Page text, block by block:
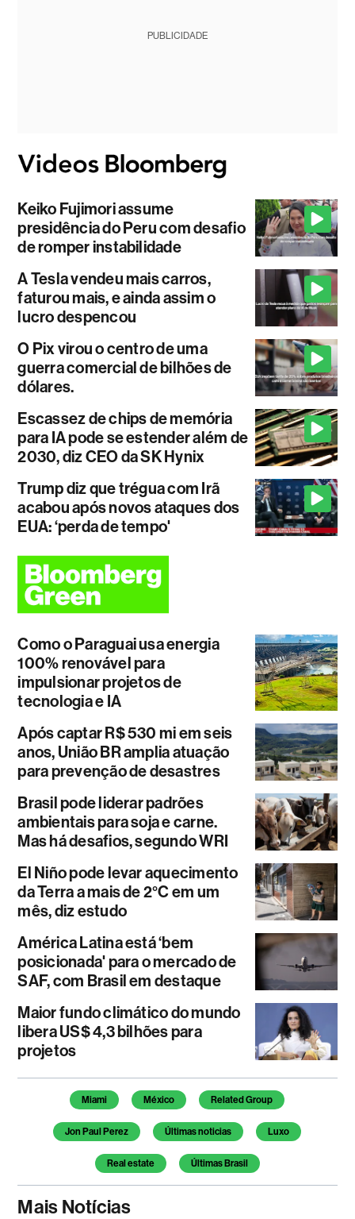
PUBLICIDADE
Keiko Fujimori assume
presidência do Peru com desafio
de romper instabilidade
A Tesla vendeu mais carros,
faturou mais, e ainda assim o
lucro despencou
O Pix virou o centro de uma
guerra comercial de bilhões de
dólares.
Escassez de chips de memória
para IA pode se estender além de
2030, diz CEO da SK Hynix
Trump diz que trégua com Irã
acabou após novos ataques dos
EUA: ‘perda de tempo'
Como o Paraguai usa energia
100% renovável para
impulsionar projetos de
tecnologia e IA
Após captar R$ 530 mi em seis
anos, União BR amplia atuação
para prevenção de desastres
Brasil pode liderar padrões
ambientais para soja e carne.
Mas há desafios, segundo WRI
El Niño pode levar aquecimento
da Terra a mais de 2°C em um
mês, diz estudo
América Latina está ‘bem
posicionada' para o mercado de
SAF, com Brasil em destaque
Maior fundo climático do mundo
libera US$ 4,3 bilhões para
projetos
Temas deste artigo
Miami México Related Group
Jon Paul Perez Últimas noticias Luxo
Real estate Últimas Brasil
Mais Notícias